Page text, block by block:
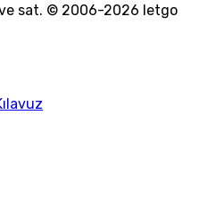
sat. © 2006-2026 letgo